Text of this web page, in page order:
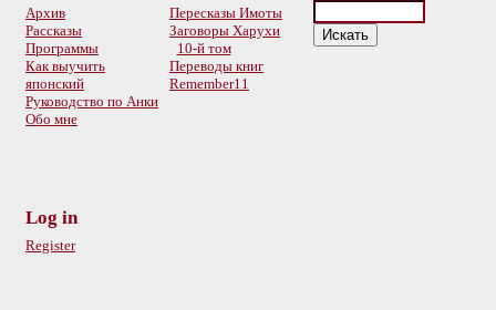
Архив
Рассказы
Программы
Как выучить
японский
Руководство по Анки
Обо мне
Пересказы Имоты
Заговоры Харухи
10-й том
Переводы книг
Remember11
Log in
Register